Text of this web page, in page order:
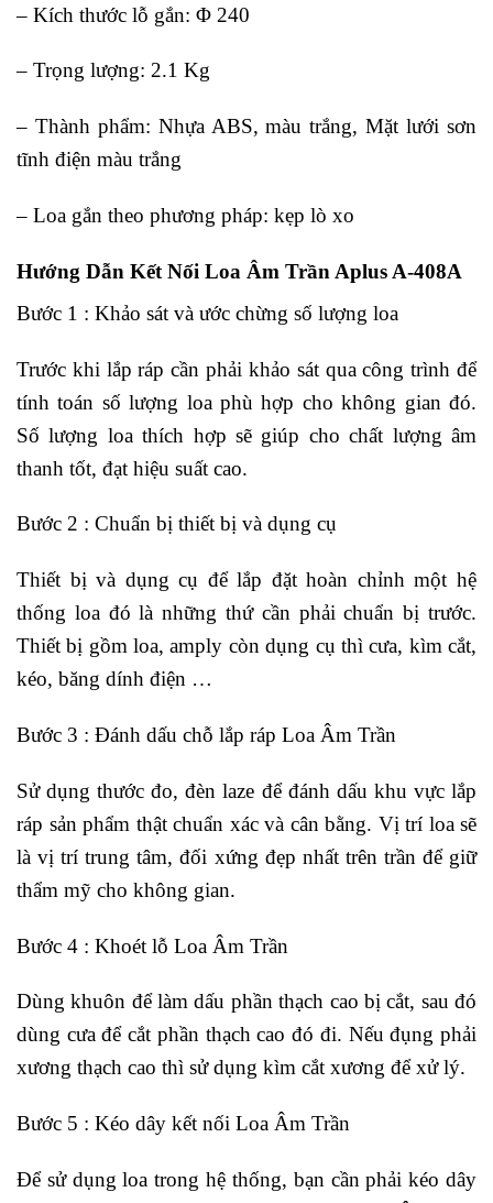
– Kích thước lỗ gắn: Φ 240
– Trọng lượng: 2.1 Kg
– Thành phẩm: Nhựa ABS, màu trắng, Mặt lưới sơn
tĩnh điện màu trắng
– Loa gắn theo phương pháp: kẹp lò xo
Hướng Dẫn Kết Nối Loa Âm Trần Aplus A-408A
Bước 1 : Khảo sát và ước chừng số lượng loa
Trước khi lắp ráp cần phải khảo sát qua công trình để
tính toán số lượng loa phù hợp cho không gian đó.
Số lượng loa thích hợp sẽ giúp cho chất lượng âm
thanh tốt, đạt hiệu suất cao.
Bước 2 : Chuẩn bị thiết bị và dụng cụ
Thiết bị và dụng cụ để lắp đặt hoàn chỉnh một hệ
thống loa đó là những thứ cần phải chuẩn bị trước.
Thiết bị gồm loa, amply còn dụng cụ thì cưa, kìm cắt,
kéo, băng dính điện …
Bước 3 : Đánh dấu chỗ lắp ráp Loa Âm Trần
Sử dụng thước đo, đèn laze để đánh dấu khu vực lắp
ráp sản phẩm thật chuẩn xác và cân bằng. Vị trí loa sẽ
là vị trí trung tâm, đối xứng đẹp nhất trên trần để giữ
thẩm mỹ cho không gian.
Bước 4 : Khoét lỗ Loa Âm Trần
Dùng khuôn để làm dấu phần thạch cao bị cắt, sau đó
dùng cưa để cắt phần thạch cao đó đi. Nếu đụng phải
xương thạch cao thì sử dụng kìm cắt xương để xử lý.
Bước 5 : Kéo dây kết nối Loa Âm Trần
Để sử dụng loa trong hệ thống, bạn cần phải kéo dây